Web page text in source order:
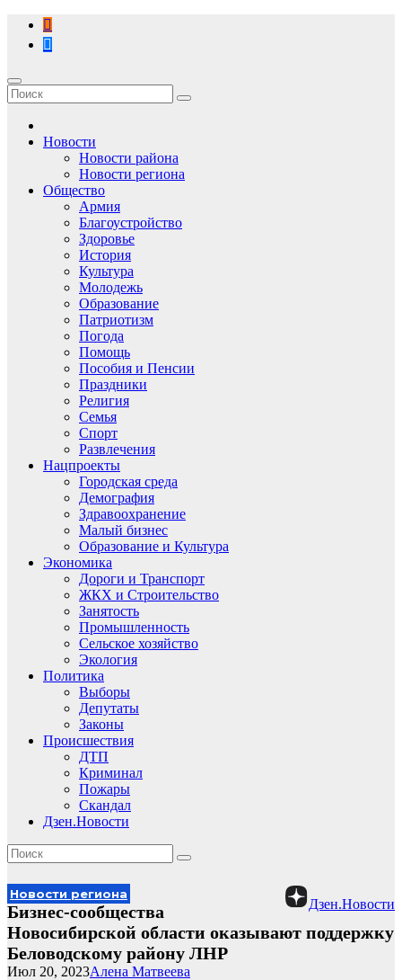
Перейти
содержимому
Новости
Новости района
Новости региона
Общество
Армия
Благоустройство
Здоровье
История
Культура
Молодежь
Образование
Патриотизм
Погода
Помощь
Пособия и Пенсии
Праздники
Религия
Семья
Спорт
Развлечения
Нацпроекты
Городская среда
Демография
Здравоохранение
Малый бизнес
Образование и Культура
Экономика
Дороги и Транспорт
ЖКХ и Строительство
Занятость
Промышленность
Сельское хозяйство
Экология
Политика
Выборы
Депутаты
Законы
Происшествия
ДТП
Криминал
Пожары
Скандал
Дзен.Новости
Дзен.Новости
Новости региона
Бизнес-сообщества
Новосибирской области оказывают поддержку
Беловодскому району ЛНР
Алена Матвеева
Июл 20, 2023